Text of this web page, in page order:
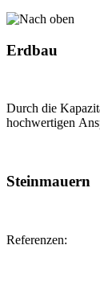
Erdbau
Durch die
hochwertigen
Steinmauern
Referenzen: